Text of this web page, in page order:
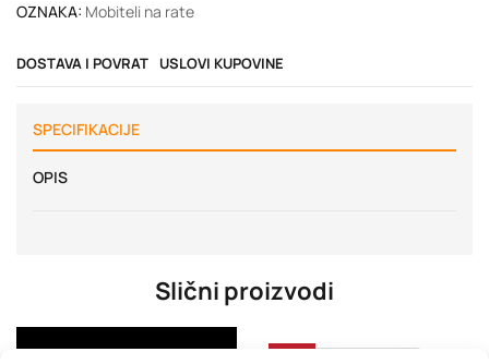
OZNAKA: Mobiteli na rate
DOSTAVA I POVRAT USLOVI KUPOVINE
SPECIFIKACIJE
OPIS
Slični proizvodi
-25%